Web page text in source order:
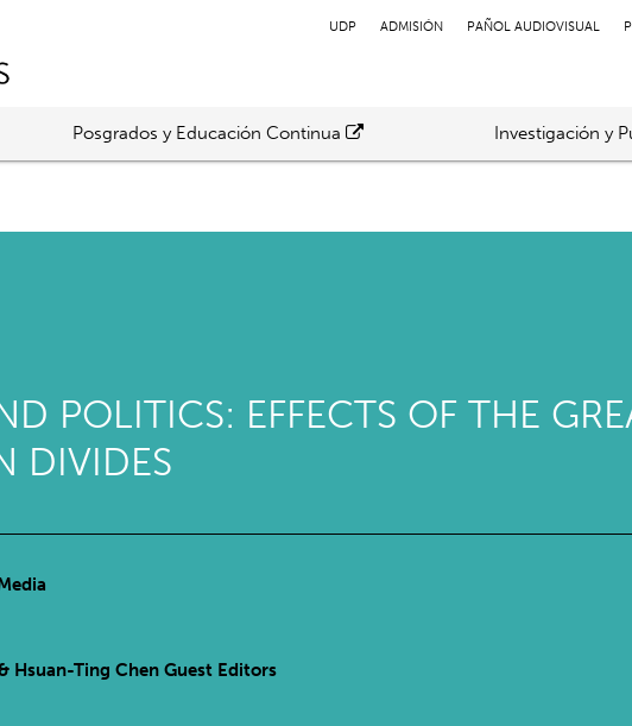
UDP ADMISIÓN PAÑOL AUDIOVISUAL
Posgrados y Educación Continua Investigación y
POLITICS: EFFECTS OF THE
DIVIDES
Hsuan-Ting Chen Guest Editors